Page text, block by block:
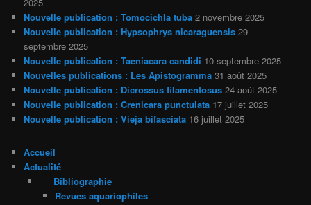
Nouvelle publication : Tomocichla tuba 2 novembre 2025
Nouvelle publication : Hypsophrys nicaraguensis 29
septembre 2025
Nouvelle publication : Taeniacara candidi 10 septembre 2025
Nouvelles publications : Les Apistogramma 31 août 2025
Nouvelle publication : Dicrossus filamentosus 24 août 2025
Nouvelle publication : Crenicara punctulata 17 juillet 2025
Nouvelle publication : Vieja bifasciata 16 juillet 2025
Accueil
Actualité
Bibliographie
Revues aquariophiles